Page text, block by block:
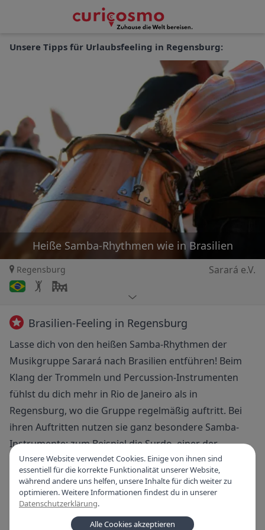
Unsere Website verwendet Cookies. Einige von ihnen sind
essentiell für die korrekte Funktionalität unserer Website,
während andere uns helfen, unsere Inhalte für dich weiter zu
optimieren. Weitere Informationen findest du in unserer
Datenschutzerklärung.
Alle Cookies akzeptieren
Unsere Tipps für Urlaubsfeeling in Regensburg:
Heiße Samba-Rhythmen wie in Brasilien
Regensburg Sarará e.V.
Brasilien-Feeling in Regensburg
Lasse dich von den heißen Samba-Rhythmen der
Musikgruppe Sarará nach Brasilien entführen! Beim
Klang der Trommeln und Percussion-Instrumenten
fühlst du dich mehr in Rio de Janeiro als in
Regensburg, wo die Gruppe regelmäßig auftritt. Bei
ihren Auftritten nutzen sie ganz besondere Samba-
Instrumente: zum Beispiel die Surdo, einer der
wichtigsten Trommeln im Samba, und die Chocalho,
eine brasilianische Rassel.
Musikalisch spielt Sarará eine Mischung aus dem
lateinamerikanischen Carioca Samba und eigenen,